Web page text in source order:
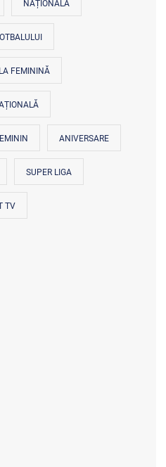
NAȚIONALA
FEMININĂ
ANIVERSARE
SUPER LIGA
TV